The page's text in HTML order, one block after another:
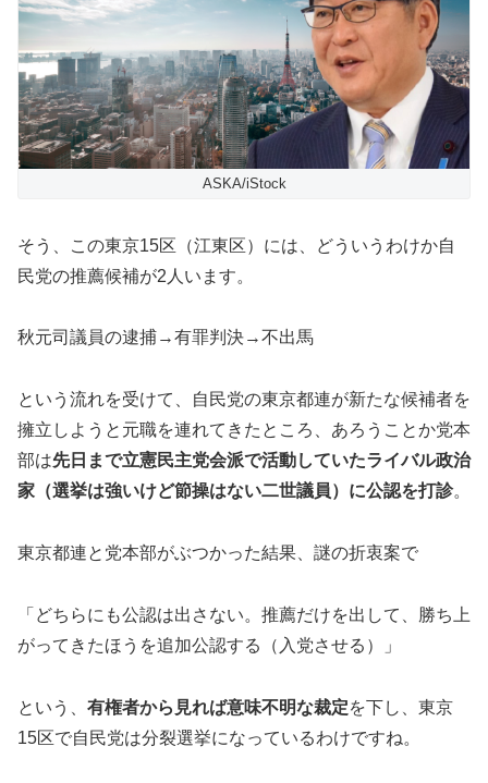
ASKA/iStock
そう、この東京15区（江東区）には、どういうわけか自
民党の推薦候補が2人います。
秋元司議員の逮捕→有罪判決→不出馬
という流れを受けて、自民党の東京都連が新たな候補者を
擁立しようと元職を連れてきたところ、あろうことか党本
部は先日まで立憲民主党会派で活動していたライバル政治
家（選挙は強いけど節操はない二世議員）に公認を打診。
東京都連と党本部がぶつかった結果、謎の折衷案で
「どちらにも公認は出さない。推薦だけを出して、勝ち上
がってきたほうを追加公認する（入党させる）」
という、 有権者から見れば意味不明な裁定を下し、東京
15区で自民党は分裂選挙になっているわけですね。